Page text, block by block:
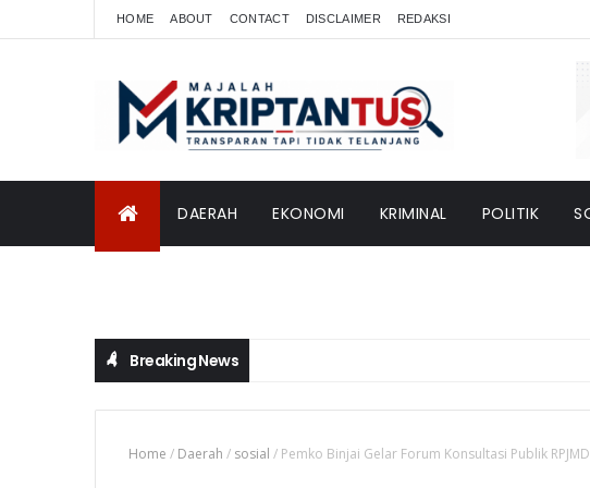
HOME ABOUT CONTACT DISCLAIMER REDAKSI
DAERAH EKONOMI KRIMINAL POLITIK
Breaking News
Home / Daerah / sosial / Pemko Binjai Gelar Forum Konsultasi Publik